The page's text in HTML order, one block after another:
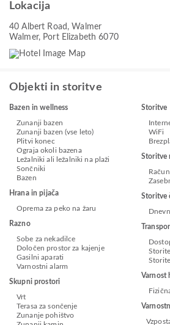
Lokacija
40 Albert Road, Walmer
Walmer, Port Elizabeth 6070
Objekti in storitve
Bazen in wellness
Zunanji bazen
Zunanji bazen (vse leto)
Plitvi konec
Ograja okoli bazena
Ležalniki ali ležalniki na plaži
Sončniki
Bazen
Hrana in pijača
Oprema za peko na žaru
Razno
Sobe za nekadilce
Določen prostor za kajenje
Gasilni aparati
Varnostni alarm
Skupni prostori
Vrt
Terasa za sončenje
Zunanje pohištvo
Storitve
WiFi
Storitve
Storitve
Varnost